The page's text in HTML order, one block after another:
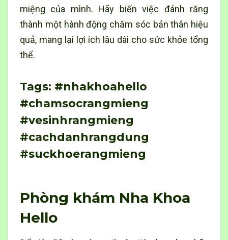
miệng của mình. Hãy biến việc đánh răng
thành một hành động chăm sóc bản thân hiệu
quả, mang lại lợi ích lâu dài cho sức khỏe tổng
thể.
Tags: #nhakhoahello
#chamsocrangmieng
#vesinhrangmieng
#cachdanhrangdung
#suckhoerangmieng
Phòng khám Nha Khoa
Hello